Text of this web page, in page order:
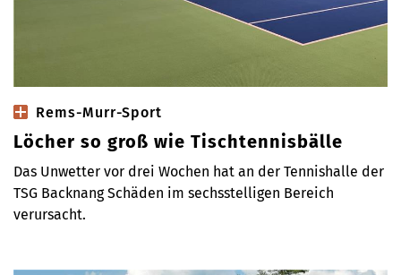
Rems-Murr-Sport
Löcher so groß wie Tischtennisbälle
Das Unwetter vor drei Wochen hat an der Tennishalle der
TSG Backnang Schäden im sechsstelligen Bereich
verursacht.